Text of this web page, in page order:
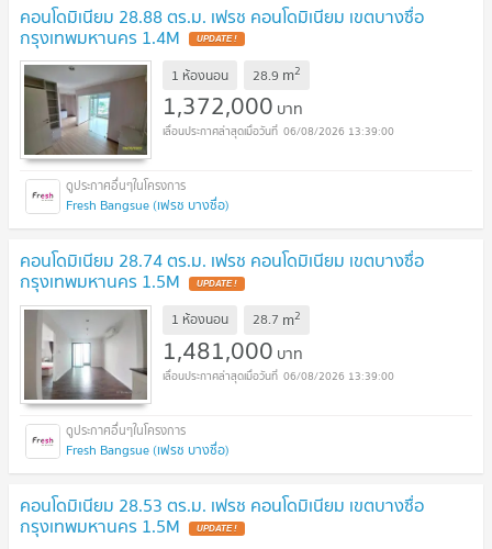
คอนโดมิเนียม 28.88 ตร.ม. เฟรช คอนโดมิเนียม เขตบางซื่อ
กรุงเทพมหานคร 1.4M
1 ห้องนอน 28.9 m2
1,372,000 บาท
06/08/2026 13:39:00
Fresh Bangsue (เฟรช บางซื่อ)
คอนโดมิเนียม 28.74 ตร.ม. เฟรช คอนโดมิเนียม เขตบางซื่อ
กรุงเทพมหานคร 1.5M
1 ห้องนอน 28.7 m2
1,481,000 บาท
06/08/2026 13:39:00
Fresh Bangsue (เฟรช บางซื่อ)
คอนโดมิเนียม 28.53 ตร.ม. เฟรช คอนโดมิเนียม เขตบางซื่อ
กรุงเทพมหานคร 1.5M